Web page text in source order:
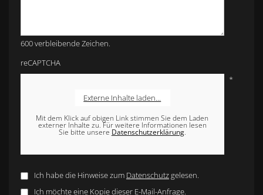
600 verbleibende Zeichen.
reCAPTCHA
Externe Inhalte laden...
Mit dem Klick auf obigen Link stimmen Sie dem Laden
externer Inhalte zu. Für weitere Informationen lesen
Sie bitte unsere Datenschutzerklärung.
*
Ich habe die Hinweise zum Datenschutzgelesen.
Ich möchte eine Kopie dieser E-Mail-Anfrage.